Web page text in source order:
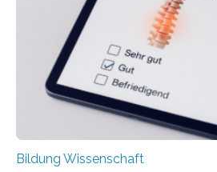
mit der Universität Tilburg.
Jahren erstmals…
Bildung Wissenschaft